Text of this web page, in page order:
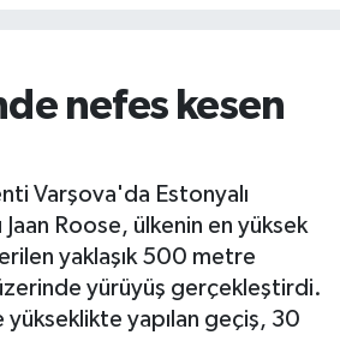
nefes kesen
Varşova'da Estonyalı
Roose, ülkenin en yüksek
yaklaşık 500 metre
yürüyüş gerçekleştirdi.
yapılan geçiş, 30